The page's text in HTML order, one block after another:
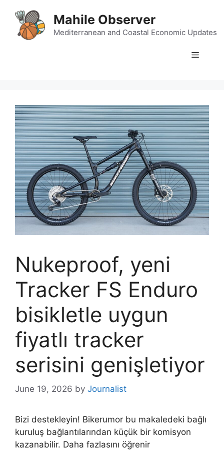
content
Mahile Observer
Mediterranean and Coastal Economic Updates
Menu
Nukeproof, yeni
Tracker FS Enduro
bisikletle uygun
fiyatlı tracker
serisini genişletiyor
June 19, 2026 by Journalist
Bizi destekleyin! Bikerumor bu makaledeki bağlı
kuruluş bağlantılarından küçük bir komisyon
kazanabilir. Daha fazlasını öğrenir